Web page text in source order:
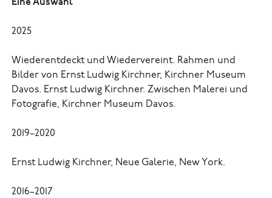
Eine Auswahl
2025
Wiederentdeckt und Wiedervereint. Rahmen und
Bilder von Ernst Ludwig Kirchner, Kirchner Museum
Davos. Ernst Ludwig Kirchner. Zwischen Malerei und
Fotografie, Kirchner Museum Davos.
2019–2020
Ernst Ludwig Kirchner, Neue Galerie, New York.
2016–2017